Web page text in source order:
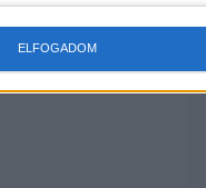
ELFOGADOM
kiosztott